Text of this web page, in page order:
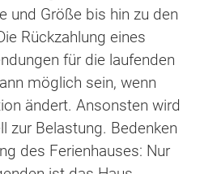
und Größe bis hin zu den
Rückzahlung eines
für die laufenden
möglich sein, wenn
ändert. Ansonsten wird
zur Belastung. Bedenken
des Ferienhauses: Nur